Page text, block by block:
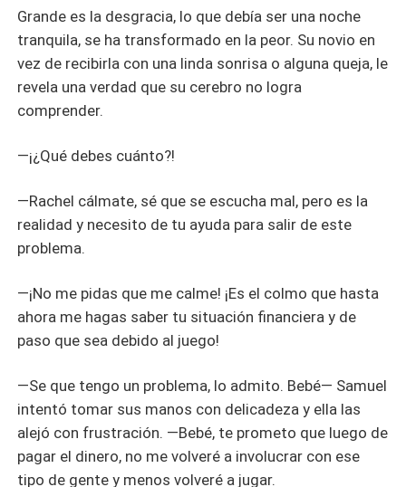
Grande es la desgracia, lo que debía ser una noche
tranquila, se ha transformado en la peor. Su novio en
vez de recibirla con una linda sonrisa o alguna queja, le
revela una verdad que su cerebro no logra
comprender.
—¡¿Qué debes cuánto?!
—Rachel cálmate, sé que se escucha mal, pero es la
realidad y necesito de tu ayuda para salir de este
problema.
—¡No me pidas que me calme! ¡Es el colmo que hasta
ahora me hagas saber tu situación financiera y de
paso que sea debido al juego!
—Se que tengo un problema, lo admito. Bebé— Samuel
intentó tomar sus manos con delicadeza y ella las
alejó con frustración. —Bebé, te prometo que luego de
pagar el dinero, no me volveré a involucrar con ese
tipo de gente y menos volveré a jugar.